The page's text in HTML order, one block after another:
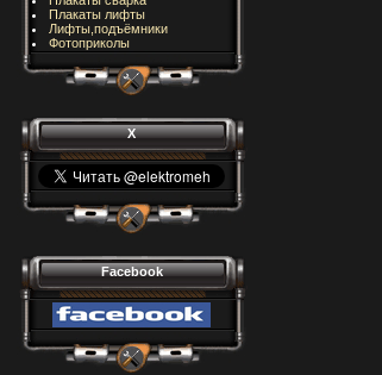
Плакаты лифты
Лифты,подъёмники
Фотоприколы
X
Facebook